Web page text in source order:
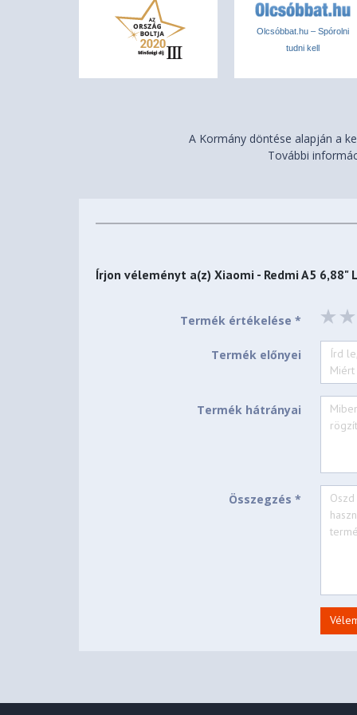
Porálló
Igen
Alap szín
Ujjlenyomat olvasó
Igen
Olcsóbbat.hu – Spórolni
tudni kell
A Kormány döntése alapján a
További
Írjon véleményt a(z)Xiaomi - Redmi A5 6,88"
Termék értékelése *
Termék előnyei
Termék hátrányai
Összegzés *